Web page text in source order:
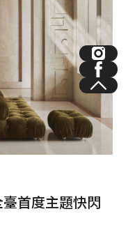
際酒莊聯名、充滿西
精心挑選
家地理雜誌、IPA攝
球頂尖攝影藝術家們
走進我們的視野，內
創作與時尚人物等，
入全新的藝術體驗。
首度主題快閃